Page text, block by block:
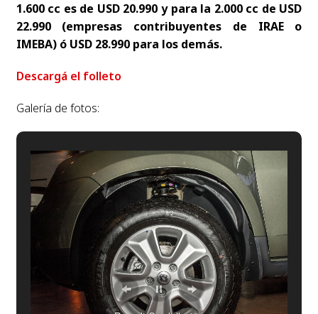
1.600 cc es de USD 20.990 y para la 2.000 cc de USD
22.990 (empresas contribuyentes de IRAE o
IMEBA) ó USD 28.990 para los demás.
Descargá el folleto
Galería de fotos: